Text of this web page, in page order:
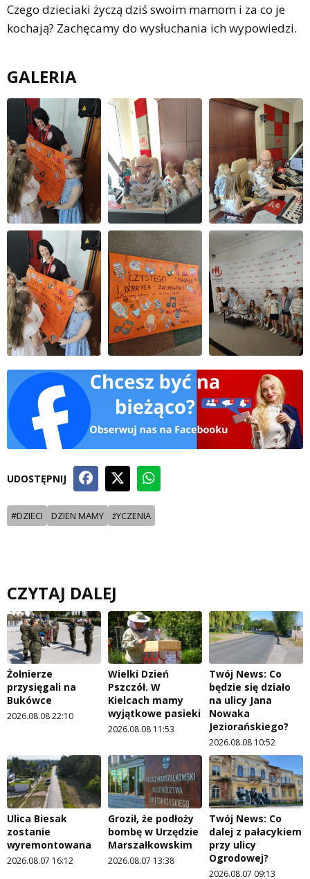
Czego dzieciaki życzą dziś swoim mamom i za co je
kochają? Zachęcamy do wysłuchania ich wypowiedzi.
GALERIA
UDOSTĘPNIJ
#DZIECI DZIEN MAMY żYCZENIA
CZYTAJ DALEJ
Żołnierze
przysięgali na
Bukówce
2026.08.08 22:10
Wielki Dzień
Pszczół. W
Kielcach mamy
wyjątkowe pasieki
2026.08.08 11:53
Twój News: Co
będzie się działo
na ulicy Jana
Nowaka
Jeziorańskiego?
2026.08.08 10:52
Ulica Biesak
zostanie
wyremontowana
2026.08.07 16:12
Groził, że podłoży
bombę w Urzędzie
Marszałkowskim
2026.08.07 13:38
Twój News: Co
dalej z pałacykiem
przy ulicy
Ogrodowej?
2026.08.07 09:13